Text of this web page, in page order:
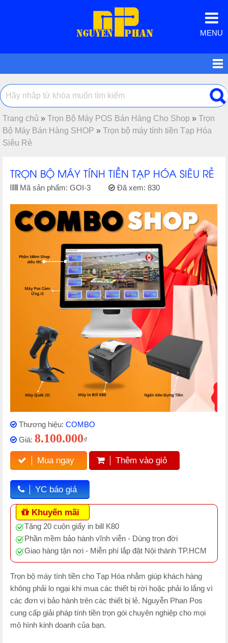
MENU
Trang chủ » Trọn Bộ Máy POS Bán Hàng Cho Shop » Trọn
Bộ Máy Bán Hàng SHOP » Trọn bộ máy tính tiền Tạp Hóa
Siêu Rẻ
TRỌN BỘ MÁY TÍNH TIỀN TẠP HÓA SIÊU RẺ
Mã sản phẩm: GOI-3 Đã xem: 830
Thương hiệu: COMBO
Giá: 8.100.000₫
Mua ngay Thêm vào giỏ
YC báo giá
Khuyến mãi
Tặng 20 cuộn giấy in bill K80
Phần mềm bảo hành vĩnh viễn - Dùng trọn đời
Giao hàng tận nơi - Miễn phí lắp đặt Nội thành TP.HCM
Trọn bộ máy tính tiền cho Tạp Hóa nhằm giúp khách hàng
không phải lo ngại khi mua các thiết bị rời hoặc phải lo lắng vì
các đơn vị bảo hành trên các thiết bị lẻ. Nguyễn Phan Pos
cung cấp giải pháp tính tiền trọn gói chuyên nghiệp cho mọi
mô hình kinh doanh của bạn.